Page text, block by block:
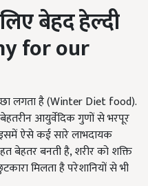
बेहद हेल्दी
for our
लगता है (Winter Diet food).
आयुर्वेदिक गुणों से भरपूर
ऐसे कई सारे लाभदायक
बेहतर बनती है, शरीर को शक्ति
मिलता है परेशानियों से भी